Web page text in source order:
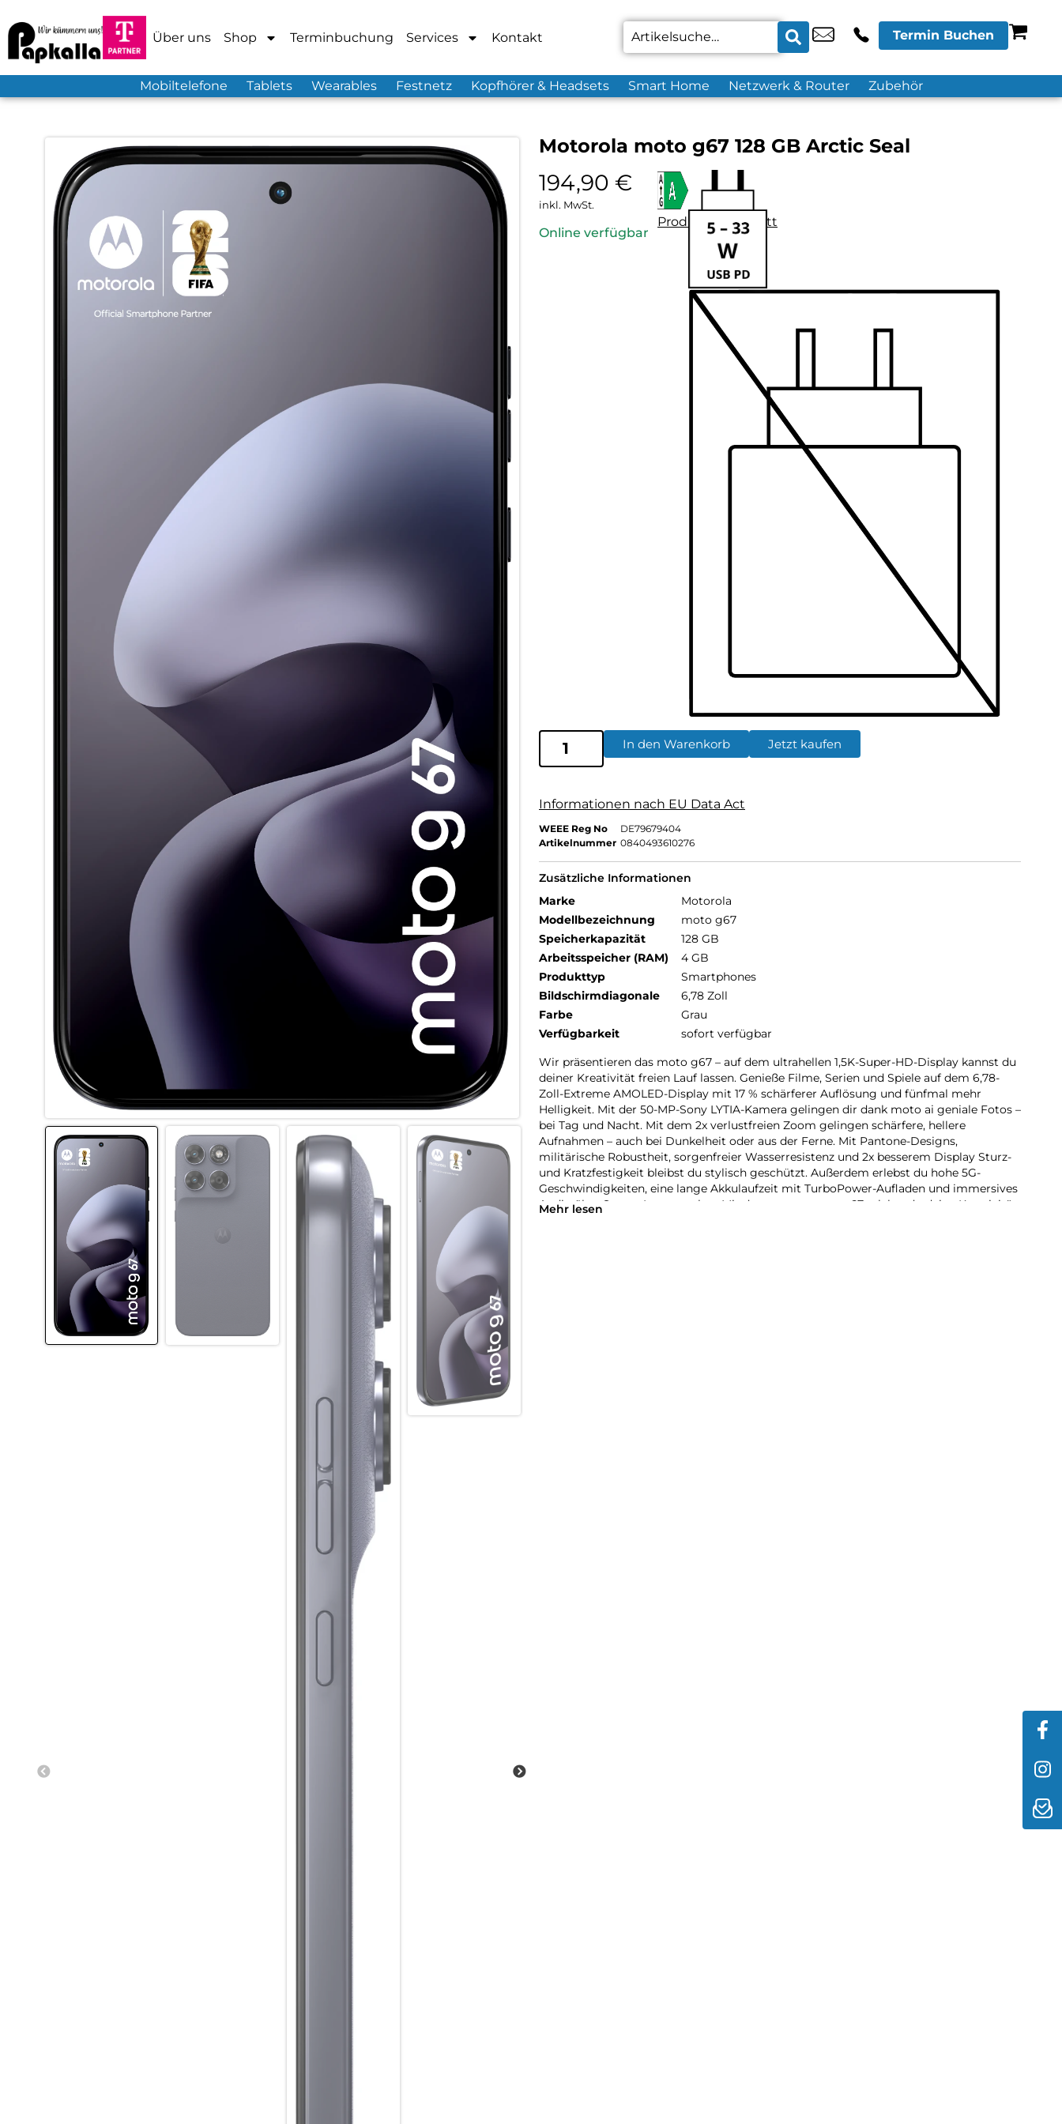
Über uns Shop Terminbuchung Services Kontakt Termin Buchen
Mobiltelefone Tablets Wearables Festnetz Kopfhörer & Headsets Smart Home Netzwerk & Router Zubehör
Motorola moto g67 128 GB Arctic Seal
194,90 €
inkl. MwSt.
Online verfügbar
Produktdatenblatt
In den Warenkorb Jetzt kaufen
Informationen nach EU Data Act
WEEE Reg No
DE79679404
Artikelnummer 0840493610276
Zusätzliche Informationen
Marke
Motorola
Modellbezeichnung
moto g67
Speicherkapazität
128 GB
Arbeitsspeicher (RAM)
4 GB
Produkttyp
Smartphones
Bildschirmdiagonale
6,78 Zoll
Farbe
Grau
Verfügbarkeit
sofort verfügbar
Wir präsentieren das moto g67 – auf dem ultrahellen 1,5K-Super-HD-Display kannst du
deiner Kreativität freien Lauf lassen. Genieße Filme, Serien und Spiele auf dem 6,78-
Zoll-Extreme AMOLED-Display mit 17 % schärferer Auflösung und fünfmal mehr
Helligkeit. Mit der 50-MP-Sony LYTIA-Kamera gelingen dir dank moto ai geniale Fotos –
bei Tag und Nacht. Mit dem 2x verlustfreien Zoom gelingen schärfere, hellere
Aufnahmen – auch bei Dunkelheit oder aus der Ferne. Mit Pantone-Designs,
militärische Robustheit, sorgenfreier Wasserresistenz und 2x besserem Display Sturz-
und Kratzfestigkeit bleibst du stylisch geschützt. Außerdem erlebst du hohe 5G-
Geschwindigkeiten, eine lange Akkulaufzeit mit TurboPower-Aufladen und immersives
Audio über Stereo-Lautsprecher. Mit dem neuen moto g67 erlebst du deine Kreativität
Mehr lesen